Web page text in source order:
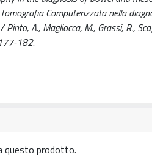
Computerizzata nella
A., Magliocca, M., Grassi, R.,
182.
questo prodotto.